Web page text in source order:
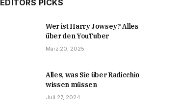
EDITORS PICKS
Wer ist Harry Jowsey? Alles
über den YouTuber
März 20, 2025
Alles, was Sie über Radicchio
wissen müssen
Juli 27, 2024